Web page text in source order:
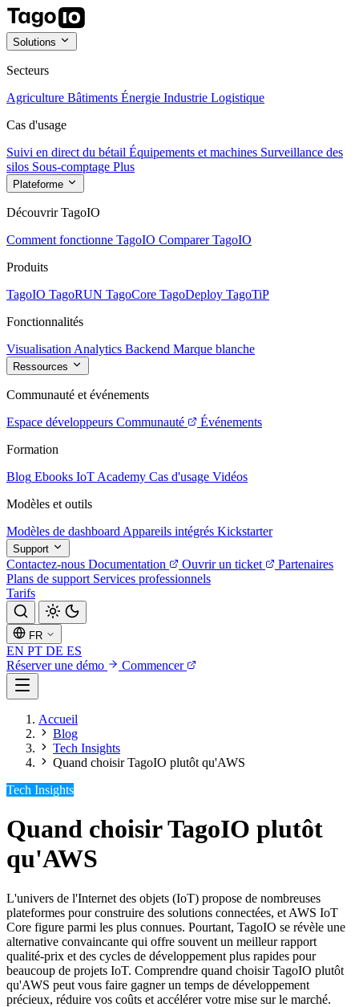
Solutions
Secteurs
Agriculture Bâtiments Énergie Industrie Logistique
Cas d'usage
Suivi en direct du bétail Équipements et machines Surveillance des
silos Sous-comptage Plus
Plateforme
Découvrir TagoIO
Comment fonctionne TagoIO Comparer TagoIO
Produits
TagoIO TagoRUN TagoCore TagoDeploy TagoTiP
Fonctionnalités
Visualisation Analytics Backend Marque blanche
Ressources
Communauté et événements
Espace développeurs Communauté
Événements
Formation
Blog Ebooks IoT Academy Cas d'usage Vidéos
Modèles et outils
Modèles de dashboard Appareils intégrés Kickstarter
Support
Contactez-nous Documentation Ouvrir un ticket
Partenaires
Plans de support Services professionnels
Tarifs
FR
EN PT DE ES
Réserver une démo
Commencer
Accueil
Blog
Tech Insights
Quand choisir TagoIO plutôt qu'AWS
Tech Insights
Quand choisir TagoIO plutôt
qu'AWS
L'univers de l'Internet des objets (IoT) propose de nombreuses
plateformes pour construire des solutions connectées, et AWS IoT
Core figure parmi les plus connues. Pourtant, TagoIO se révèle une
alternative convaincante qui offre souvent un meilleur rapport
qualité-prix et des cycles de développement plus rapides pour
beaucoup de projets IoT. Comprendre quand choisir TagoIO plutôt
qu'AWS peut vous faire gagner un temps de développement
précieux, réduire vos coûts et accélérer votre mise sur le marché.